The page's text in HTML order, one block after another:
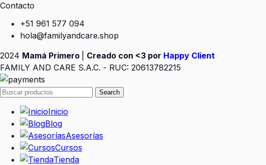
Contacto
+51 961 577 094
hola@familyandcare.shop
2024 Mamá Primero Creado con <3 por Happy Client
FAMILY AND CARE S.A.C. - RUC: 20613782215
Search
Inicio
Blog
Asesorías
Cursos
Tienda